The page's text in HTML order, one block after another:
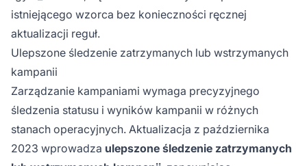
istniejącego wzorca bez konieczności ręcznej
aktualizacji reguł.
Ulepszone śledzenie zatrzymanych lub wstrzymanych
kampanii
Zarządzanie kampaniami wymaga precyzyjnego
śledzenia statusu i wyników kampanii w różnych
stanach operacyjnych. Aktualizacja z października
2023 wprowadza ulepszone śledzenie zatrzymanych